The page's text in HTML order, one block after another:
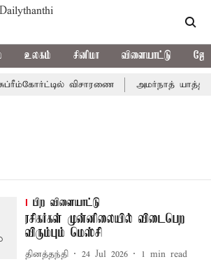
உலகம் சினிமா விளையாட்டு
விசாரணை அமர்நாத்
பிற விளையாட்டு
ரசிகர்கள் முன்னிலையில் விடைபெற
விரும்பும் மெஸ்சி
தினத்தந்தி 24 Jul 2026 1 min read